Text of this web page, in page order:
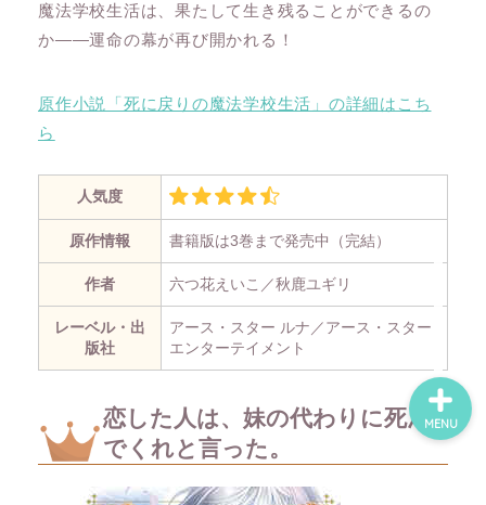
魔法学校生活は、果たして生き残ることができるの
か――運命の幕が再び開かれる！
原作小説「死に戻りの魔法学校生活」の詳細はこち
ら
人気度
原作情報 書籍版は3巻まで発売中（完結）
作者 六つ花えいこ／秋鹿ユギリ
レーベル・出
版社
アース・スター ルナ／アース・スター
エンターテイメント
恋した人は、妹の代わりに死ん
でくれと言った。
MENU
ホーム
無料で読める漫画・小説
漫画・小説新刊情報